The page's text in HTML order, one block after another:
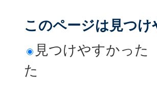
このページは見つ
見つけやすかった
た